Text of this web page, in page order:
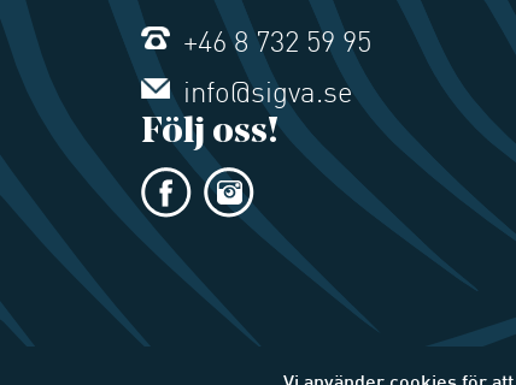
+46 8 732 59 95
info@sigva.se
Följ oss!